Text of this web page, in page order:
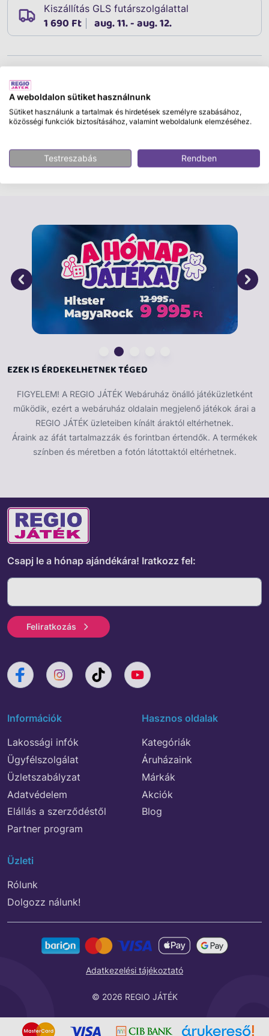
Kiszállítás GLS futárszolgálattal
1 690 Ft aug. 11. - aug. 12.
Leírás
Bluey Unipóni Készlet
Készülj fel a varázslatra a Bluey Unipony játékszettel,
tartalmaz egy gyönyörű egyszarvú pónit, Bluey-t, egy
szalmabálát és egy nyerget, amelyekkel teljes lesz az
élmény. Segíts Bluey-nak felnyergelni a pónit, etesd
gyerekek szabadon alakíthatják a játék menetét, és
saját történeteket hozhatnak létre. A Bluey Unipony
játékszett nem csak a képzeletet és a kreativitást
ösztönzi, hanem a finommotorikus készségeket is
fejleszti, miközben a gyerekek megtanulják a
gondoskodás és a felelősségvállalás fontosságát. Ne
hagyd ki ezt a lehetőséget, hogy a Bluey Unipony
játékszettel gazdagítsd gyermeked játékát és
EZEK IS ÉRDEKELHETNEK TÉGED
FIGYELEM! A REGIO JÁTÉK Webáruház önálló játéküzletként
működik, ezért a webáruház oldalain megjelenő játékok árai a
REGIO JÁTÉK üzleteiben kínált áraktól eltérhetnek.
Áraink az áfát tartalmazzák és forintban értendők. A termékek
színben és méretben a fotón látottaktól eltérhetnek.
Csapj le a hónap ajándékára! Iratkozz fel:
Feliratkozás
Információk
Lakossági infók
Ügyfélszolgálat
Üzletszabályzat
Adatvédelem
Elállás a szerződéstől
Partner program
Hasznos oldalak
Kategóriák
Áruházaink
Márkák
Akciók
Blog
Üzleti
Rólunk
Dolgozz nálunk!
© 2026 REGIO JÁTÉK
Adatkezelési tájékoztató
A weboldalon sütiket használnunk
Sütiket használunk a tartalmak és hirdetések személyre szabásához,
közösségi funkciók biztosításához, valamint weboldalunk elemzéséhez.
Testreszabás Rendben